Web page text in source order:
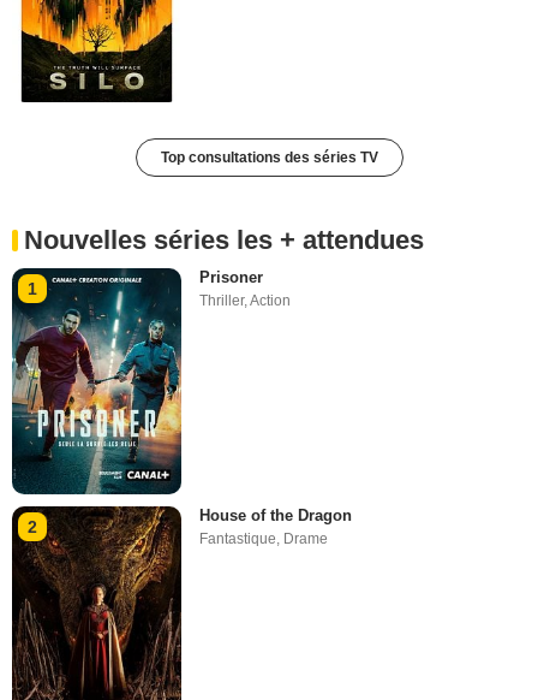
Top consultations des séries TV
Nouvelles séries les + attendues
1
Prisoner
Thriller,Action
2
House of the Dragon
Fantastique, Drame